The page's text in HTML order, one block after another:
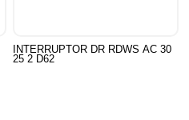
INTERRUPTOR DR RDWS AC 30
25 2 D62